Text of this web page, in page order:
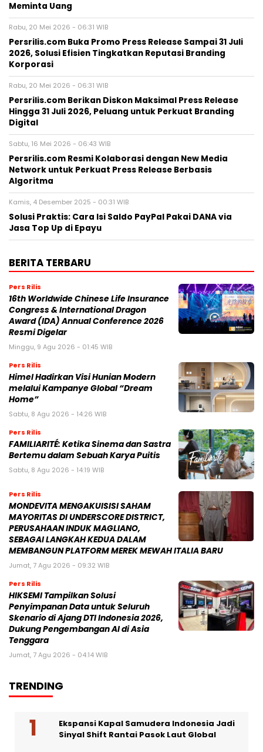
Meminta Uang
Rabu, 20 Mei 2026 - 06:31 WIB
Persrilis.com Buka Promo Press Release Sampai 31 Juli
2026, Solusi Efisien Tingkatkan Reputasi Branding
Korporasi
Rabu, 20 Mei 2026 - 06:31 WIB
Persrilis.com Berikan Diskon Maksimal Press Release
Hingga 31 Juli 2026, Peluang untuk Perkuat Branding
Digital
Sabtu, 16 Mei 2026 - 06:43 WIB
Persrilis.com Resmi Kolaborasi dengan New Media
Network untuk Perkuat Press Release Berbasis
Algoritma
Kamis, 4 Desember 2025 - 00:31 WIB
Solusi Praktis: Cara Isi Saldo PayPal Pakai DANA via
Jasa Top Up di Epayu
BERITA TERBARU
Pers Rilis
16th Worldwide Chinese Life Insurance
Congress & International Dragon
Award (IDA) Annual Conference 2026
Resmi Digelar
Minggu, 9 Agu 2026 - 01:45 WIB
Pers Rilis
Himel Hadirkan Visi Hunian Modern
melalui Kampanye Global “Dream
Home”
Sabtu, 8 Agu 2026 - 14:26 WIB
Pers Rilis
FAMILIARITÉ: Ketika Sinema dan Sastra
Bertemu dalam Sebuah Karya Puitis
Sabtu, 8 Agu 2026 - 14:19 WIB
Pers Rilis
MONDEVITA MENGAKUISISI SAHAM
MAYORITAS DI UNDERSCORE DISTRICT,
PERUSAHAAN INDUK MAGLIANO,
SEBAGAI LANGKAH KEDUA DALAM
MEMBANGUN PLATFORM MEREK MEWAH ITALIA BARU
Jumat, 7 Agu 2026 - 09:32 WIB
Pers Rilis
HIKSEMI Tampilkan Solusi
Penyimpanan Data untuk Seluruh
Skenario di Ajang DTI Indonesia 2026,
Dukung Pengembangan AI di Asia
Tenggara
Jumat, 7 Agu 2026 - 04:14 WIB
TRENDING
Ekspansi Kapal Samudera Indonesia Jadi
Sinyal Shift Rantai Pasok Laut Global